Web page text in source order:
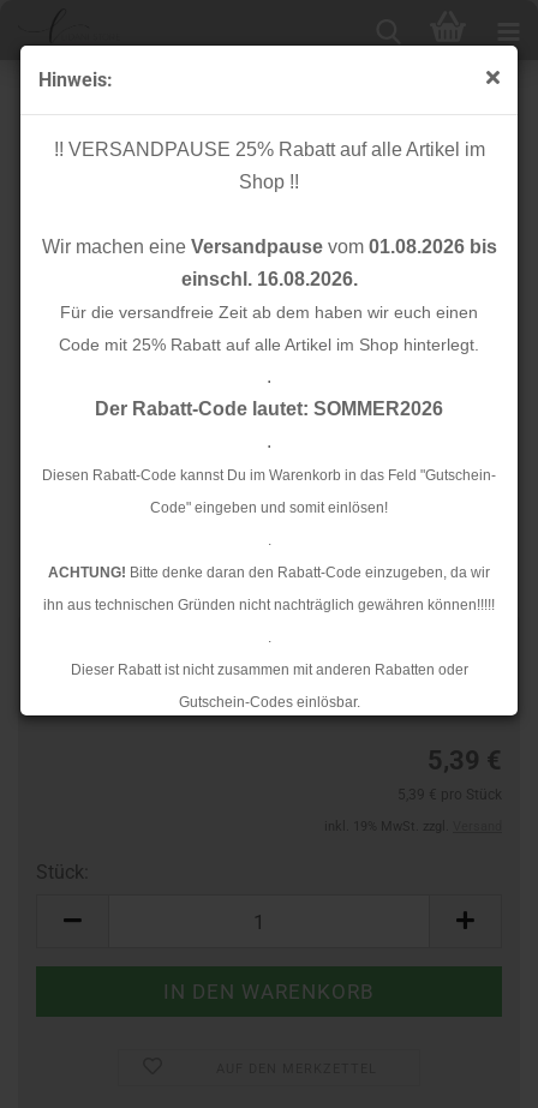
Hinweis:
!! VERSANDPAUSE 25% Rabatt auf alle Artikel im
Shop !!
Wir machen eine Versandpausevom 01.08.2026 bis
einschl. 16.08.2026.
Für die versandfreie Zeit ab dem haben wir euch einen
Code mit 25% Rabatt auf alle Artikel im Shop hinterlegt.
.
Der Rabatt-Code lautet: SOMMER2026
.
Diesen Rabatt-Code kannst Du im Warenkorb in das Feld "Gutschein-
Code" eingeben und somit einlösen!
.
ACHTUNG! Bitte denke daran den Rabatt-Code einzugeben, da wir
ihn aus technischen Gründen nicht nachträglich gewähren können!!!!!
.
Dieser Rabatt ist nicht zusammen mit anderen Rabatten oder
Gutschein-Codes einlösbar.
Ab dem 17.08.2026 versenden wir wieder wie gewohnt. Aufgrund des
Reißverschluss - teilbar - 40 cm - old green - YKK
5,39 €
Stück: